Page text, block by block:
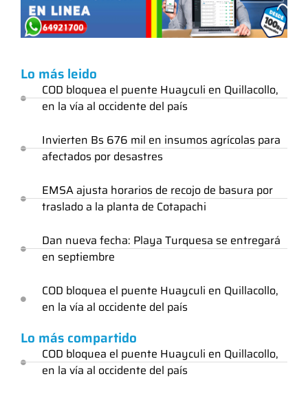
Lo más leido
COD bloquea el puente Huayculi en Quillacollo,
en la vía al occidente del país
Invierten Bs 676 mil en insumos agrícolas para
afectados por desastres
EMSA ajusta horarios de recojo de basura por
traslado a la planta de Cotapachi
Dan nueva fecha: Playa Turquesa se entregará
en septiembre
COD bloquea el puente Huayculi en Quillacollo,
en la vía al occidente del país
Lo más compartido
COD bloquea el puente Huayculi en Quillacollo,
en la vía al occidente del país